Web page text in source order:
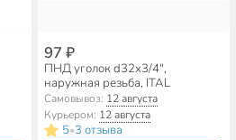
97 ₽
ПНД уголок d32х3/4",
наружная резьба, ITAL
Самовывоз: 12 августа
Курьером: 12 августа
5•3 отзыва